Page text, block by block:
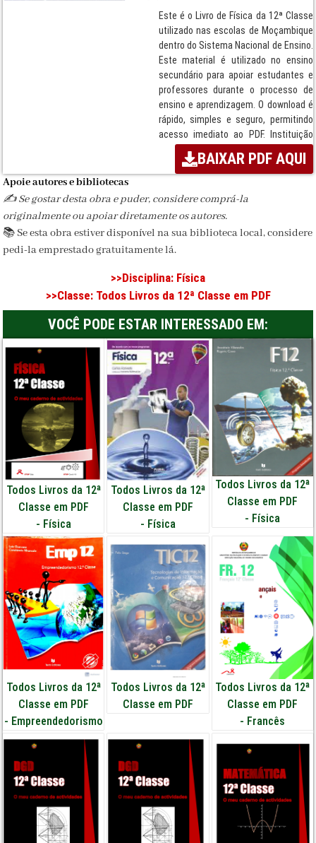
Este é o Livro de Física da 12ª Classe
utilizado nas escolas de Moçambique
dentro do Sistema Nacional de Ensino.
Este material é utilizado no ensino
secundário para apoiar estudantes e
professores durante o processo de
ensino e aprendizagem. O download é
rápido, simples e seguro, permitindo
acesso imediato ao PDF. Instituição
responsável: Longman.
Termos:Livro, Disciplina de Física,
Sistema Nacional de Ensino, Longman,
Download seguro, PDF escolar.
Disciplina:
Editora:Longman
Formato:PDF
BAIXAR PDF AQUI
Apoie autores e bibliotecas
✍️ Se gostar desta obra e puder, considere comprá-la
originalmente ou apoiar diretamente os autores.
📚 Se esta obra estiver disponível na sua biblioteca local, considere
pedi-la emprestado gratuitamente lá.
>>Disciplina: Física
>>Classe: Todos Livros da 12ª Classe em PDF
VOCÊ PODE ESTAR INTERESSADO EM:
Todos Livros da 12ª
Classe em PDF
- Física
Todos Livros da 12ª
Classe em PDF
- Física
Todos Livros da 12ª
Classe em PDF
- Física
Todos Livros da 12ª
Classe em PDF
- Empreendedorismo
Todos Livros da 12ª
Classe em PDF
Todos Livros da 12ª
Classe em PDF
- Francês